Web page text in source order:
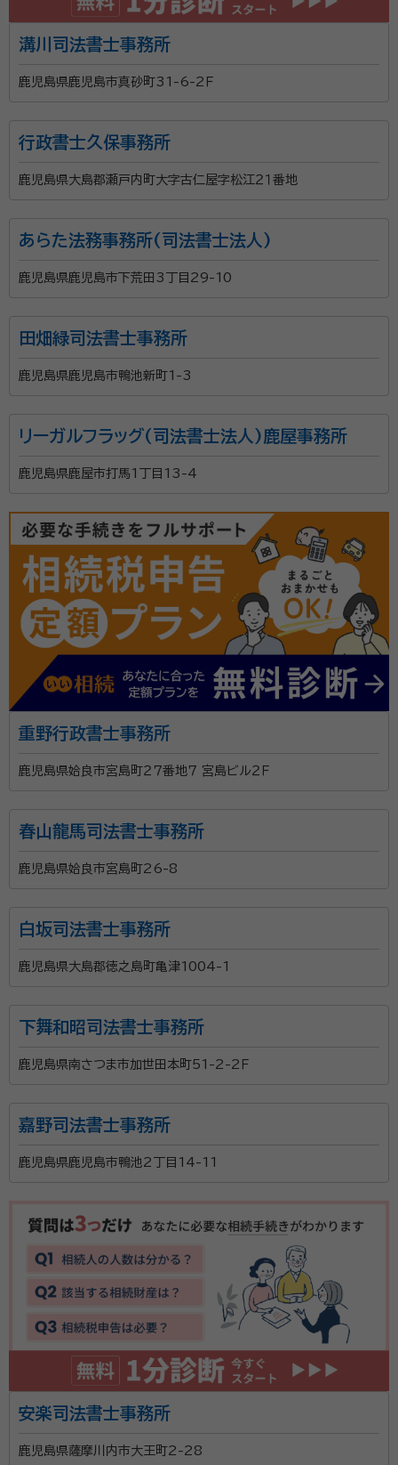
溝川司法書士事務所
鹿児島県鹿児島市真砂町31-6-2Ｆ
行政書士久保事務所
鹿児島県大島郡瀬戸内町大字古仁屋字松江２１番地
あらた法務事務所(司法書士法人)
鹿児島県鹿児島市下荒田3丁目29-10
田畑緑司法書士事務所
鹿児島県鹿児島市鴨池新町1-3
リーガルフラッグ(司法書士法人)鹿屋事務所
鹿児島県鹿屋市打馬1丁目13-4
重野行政書士事務所
鹿児島県姶良市宮島町２７番地７ 宮島ビル２Ｆ
春山龍馬司法書士事務所
鹿児島県姶良市宮島町26-8
白坂司法書士事務所
鹿児島県大島郡徳之島町亀津1004-1
下舞和昭司法書士事務所
鹿児島県南さつま市加世田本町51-2-2Ｆ
嘉野司法書士事務所
鹿児島県鹿児島市鴨池2丁目14-11
安楽司法書士事務所
鹿児島県薩摩川内市大王町2-28